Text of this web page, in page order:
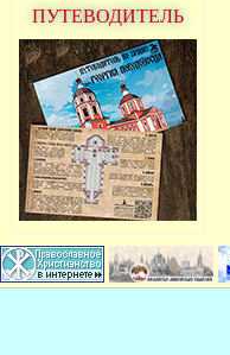
ПУТЕВОДИТЕЛЬ